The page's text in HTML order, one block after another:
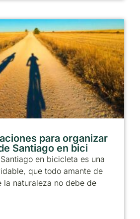
para organizar
Santiago en bici
en bicicleta es una
que todo amante de
la naturaleza no debe de